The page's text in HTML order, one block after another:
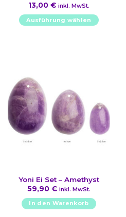
13,00 € inkl. MwSt.
Ausführung wählen
Die
Optionen
können
auf
Yoni Ei Set – Amethyst
59,90 € inkl. MwSt.
In den Warenkorb